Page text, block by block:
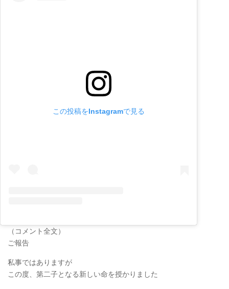
この投稿をInstagramで見る
（コメント全文）
ご報告
私事ではありますが
この度、第二子となる新しい命を授かりました